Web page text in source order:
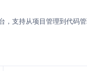
，支持从项目管理到代码